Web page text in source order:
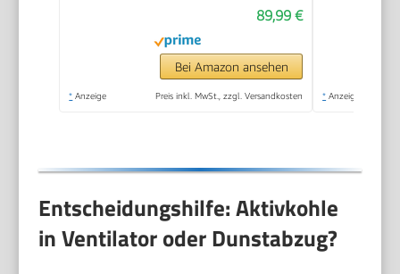
Kühlung
Fernbedienung für
Schlafzimmer,Turmventilator
89,99 €
Bei Amazon ansehen
* Anzeige Preis inkl. MwSt., zzgl. Versandkosten * Anzeige
Entscheidungshilfe: Aktivkohle
in Ventilator oder Dunstabzug?